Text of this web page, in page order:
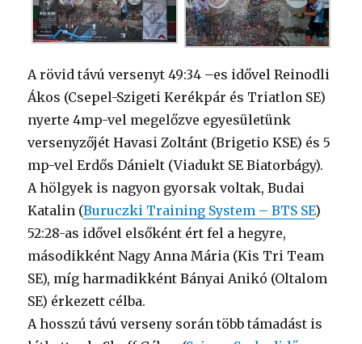
A rövid távú versenyt 49:34 –es idővel Reinodli
Ákos (Csepel-Szigeti Kerékpár és Triatlon SE)
nyerte 4mp-vel megelőzve egyesületünk
versenyzőjét Havasi Zoltánt (Brigetio KSE) és 5
mp-vel Erdős Dánielt (Viadukt SE Biatorbágy).
A hölgyek is nagyon gyorsak voltak, Budai
Katalin (Buruczki Training System – BTS SE)
52:28-as idővel elsőként ért fel a hegyre,
másodikként Nagy Anna Mária (Kis Tri Team
SE), míg harmadikként Bányai Anikó (Oltalom
SE) érkezett célba.
A hosszú távú verseny során több támadást is